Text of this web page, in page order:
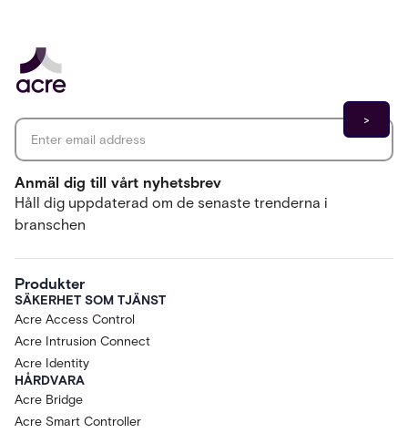
Anmäl dig till vårt nyhetsbrev
Håll dig uppdaterad om de senaste trenderna i
branschen
Produkter
SÄKERHET SOM TJÄNST
Acre Access Control
Acre Intrusion Connect
Acre Identity
HÅRDVARA
Acre Bridge
Acre Smart Controller